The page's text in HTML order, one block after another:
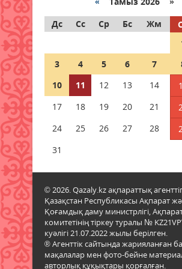
10 тамыз 2026 ж. 55
+38 градус, артынша ыстық
басылады: Астана мен
ауа райы қандай болады?
медициналық қызметтер
қарқынды дамуда
чемпионы атанды
10 тамыз 2026 ж. 67
Бүгінгі жұлдыз жорамал:
күні сәтті болады, кім үлкен
жетістікке жетуі мүмкін?
Дс
Сс Ср Бс Жм
3
4 5 6 7
10
11 12 13 14
17
18 19 20 21
24
25 26 27 28
31
© 2026. Qazaly.kz ақпараттық
Қазақстан Республикасы Ақпарат
Қоғамдық даму министрлігі,
комитетінің тіркеу туралы №
куәлігі 21.07.2022 жылы берілген.
® Агенттік сайтында жарияланған
мақалалар мен фото-бейне
авторлық құқықтары қорғалған.